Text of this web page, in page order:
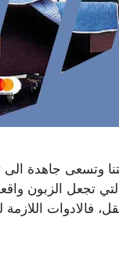
وتسعى جاهدة الى
تجعل الزبون
فالادوات